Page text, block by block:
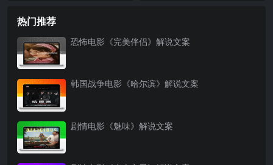
热门推荐
恐怖电影《完美伴侣》解说文案
韩国战争电影《哈尔滨》解说文案
剧情电影《魅味》解说文案